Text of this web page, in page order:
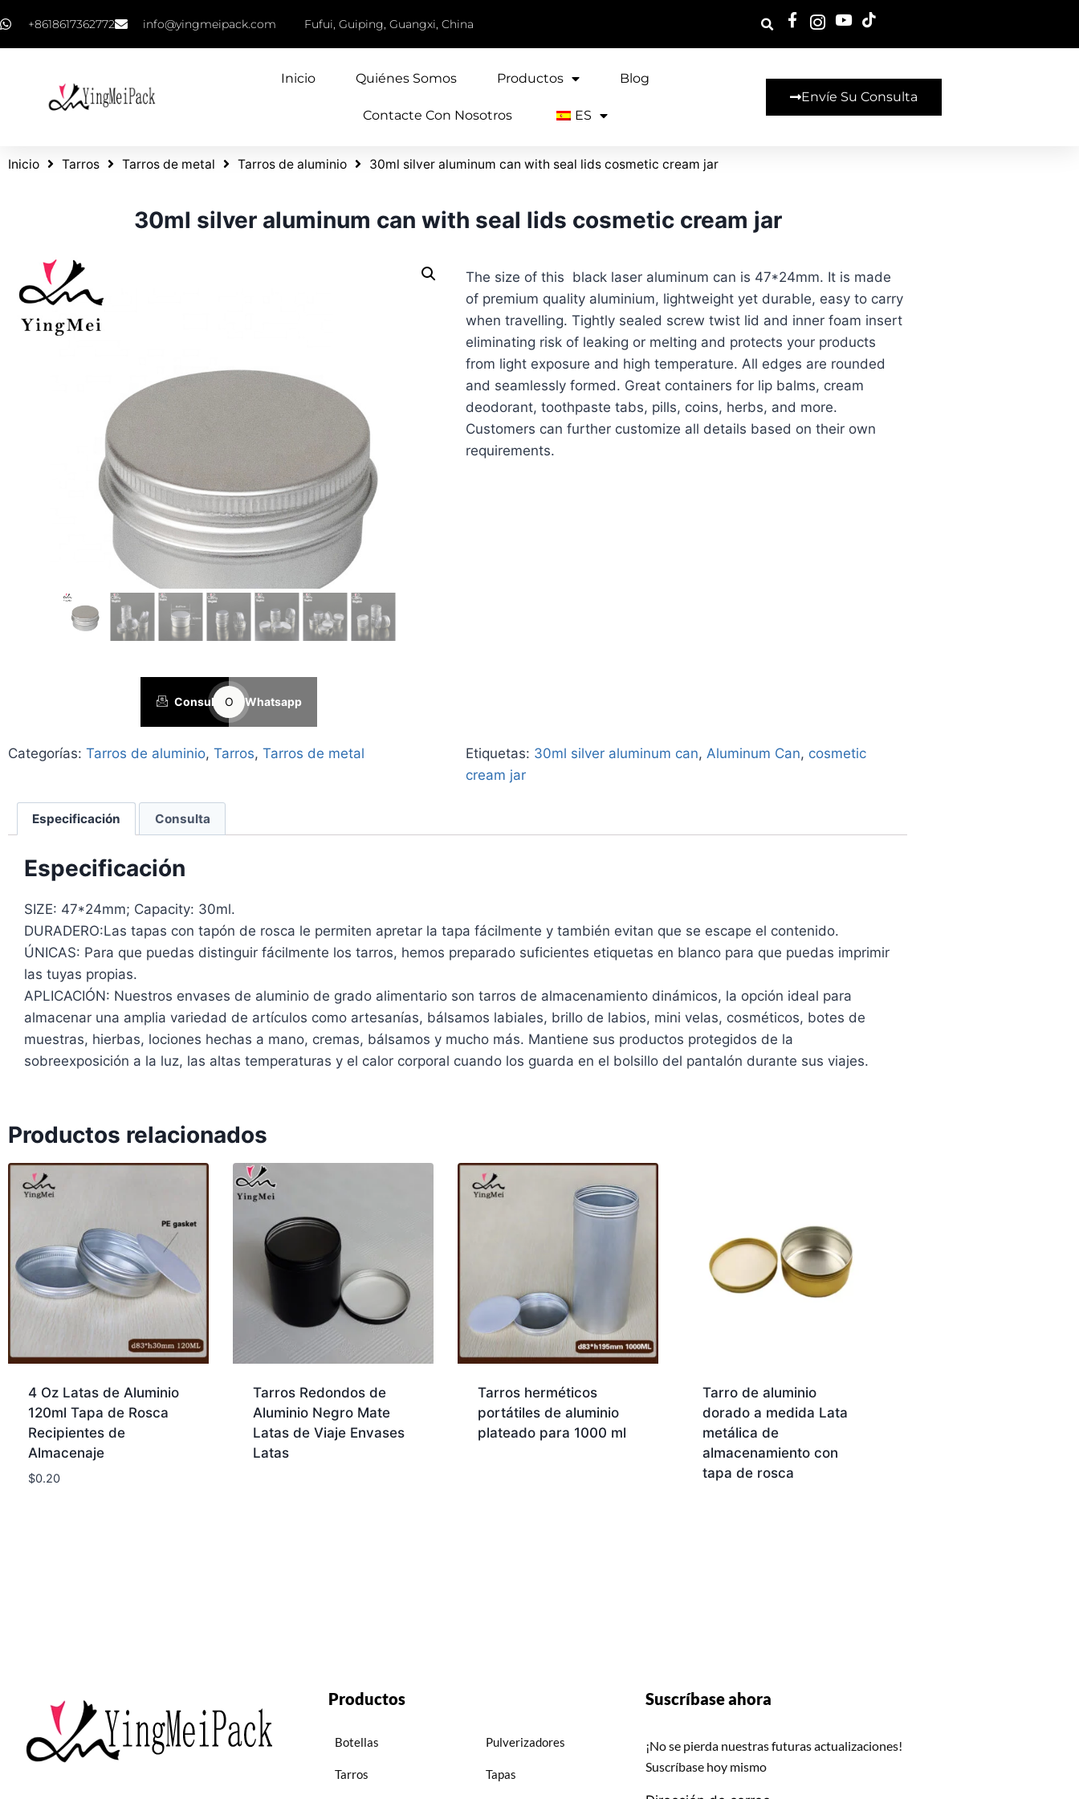
+8618617362772 info@yingmeipack.com Fufui, Guiping, Guangxi, China
Inicio Quiénes Somos Productos Blog
Contacte Con Nosotros ES
Envíe Su Consulta
Inicio Tarros Tarros de metal Tarros de aluminio 30ml silver aluminum can with seal lids cosmetic cream jar
30ml silver aluminum can with seal lids cosmetic cream jar
Consulta O Whatsapp
The size of this black laser aluminum can is 47*24mm. It is made
of premium quality aluminium, lightweight yet durable, easy to carry
when travelling. Tightly sealed screw twist lid and inner foam insert
eliminating risk of leaking or melting and protects your products
from light exposure and high temperature. All edges are rounded
and seamlessly formed. Great containers for lip balms, cream
deodorant, toothpaste tabs, pills, coins, herbs, and more.
Customers can further customize all details based on their own
requirements.
Categorías: Tarros de aluminio, Tarros, Tarros de metal Etiquetas: 30ml silver aluminum can, Aluminum Can, cosmetic
cream jar
Especificación Consulta
Especificación
SIZE: 47*24mm; Capacity: 30ml.
DURADERO:Las tapas con tapón de rosca le permiten apretar la tapa fácilmente y también evitan que se escape el contenido.
ÚNICAS: Para que puedas distinguir fácilmente los tarros, hemos preparado suficientes etiquetas en blanco para que puedas imprimir
las tuyas propias.
APLICACIÓN: Nuestros envases de aluminio de grado alimentario son tarros de almacenamiento dinámicos, la opción ideal para
almacenar una amplia variedad de artículos como artesanías, bálsamos labiales, brillo de labios, mini velas, cosméticos, botes de
muestras, hierbas, lociones hechas a mano, cremas, bálsamos y mucho más. Mantiene sus productos protegidos de la
sobreexposición a la luz, las altas temperaturas y el calor corporal cuando los guarda en el bolsillo del pantalón durante sus viajes.
Productos relacionados
4 Oz Latas de Aluminio
120ml Tapa de Rosca
Recipientes de
Almacenaje
$0.20
Tarros Redondos de
Aluminio Negro Mate
Latas de Viaje Envases
Latas
Tarros herméticos
portátiles de aluminio
plateado para 1000 ml
Tarro de aluminio
dorado a medida Lata
metálica de
almacenamiento con
tapa de rosca
Productos
Botellas
Tarros
Pulverizadores
Tapas
Suscríbase ahora
¡No se pierda nuestras futuras actualizaciones!
Suscríbase hoy mismo